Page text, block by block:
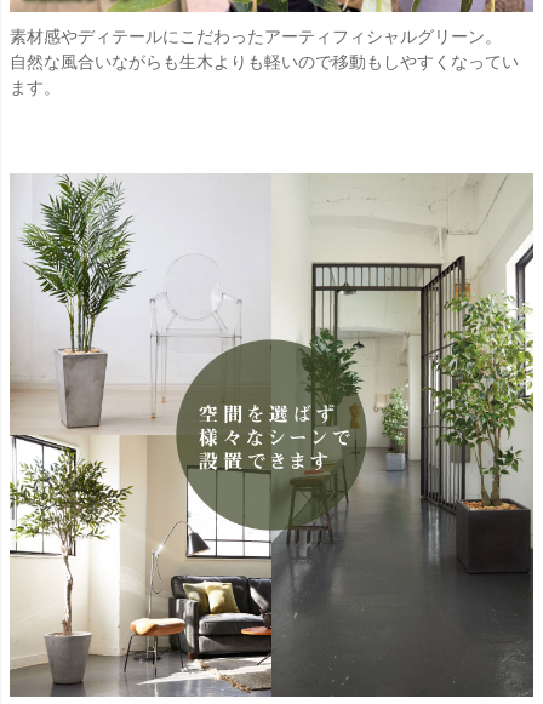
素材感やディテールにこだわったアーティフィシャルグリーン。
自然な風合いながらも生木よりも軽いので移動もしやすくなってい
ます。